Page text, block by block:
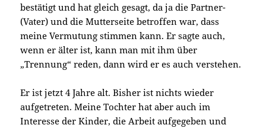
bestätigt und hat gleich gesagt, da ja die Partner-
(Vater) und die Mutterseite betroffen war, dass
meine Vermutung stimmen kann. Er sagte auch,
wenn er älter ist, kann man mit ihm über
„Trennung“ reden, dann wird er es auch verstehen.
Er ist jetzt 4 Jahre alt. Bisher ist nichts wieder
aufgetreten. Meine Tochter hat aber auch im
Interesse der Kinder, die Arbeit aufgegeben und